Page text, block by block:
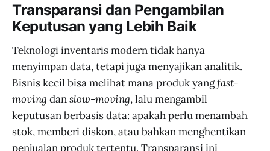
Transparansi dan Pengambilan
Keputusan yang Lebih Baik
Teknologi inventaris modern tidak hanya
menyimpan data, tetapi juga menyajikan analitik.
Bisnis kecil bisa melihat mana produk yangfast-
moving danslow-moving, lalu mengambil
keputusan berbasis data: apakah perlu menambah
stok, memberi diskon, atau bahkan menghentikan
penjualan produk tertentu. Transparansi ini